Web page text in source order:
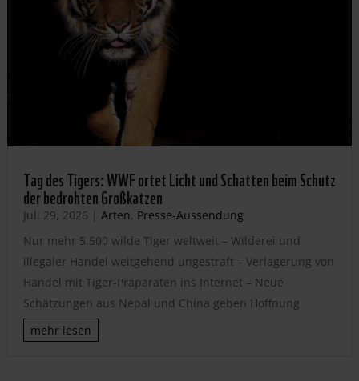
Tag des Tigers: WWF ortet Licht und Schatten beim Schutz
der bedrohten Großkatzen
Juli 29, 2026 | Arten, Presse-Aussendung
Nur mehr 5.500 wilde Tiger weltweit – Wilderei und
illegaler Handel weitgehend ungestraft – Verlagerung von
Handel mit Tiger-Präparaten ins Internet – Neue
Schätzungen aus Nepal und China geben Hoffnung
mehr lesen